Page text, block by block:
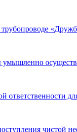
ответственности
чистой